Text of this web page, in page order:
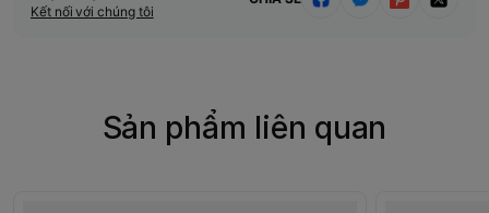
Kết nối với chúng tôi
Sản phẩm liên quan